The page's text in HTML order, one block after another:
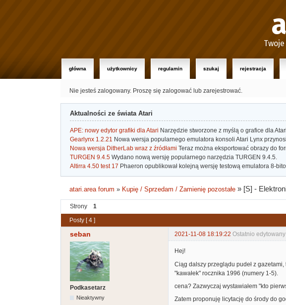
główna użytkownicy regulamin szukaj rejestracja
Nie jesteś zalogowany. Proszę się zalogować lub zarejestrować.
Aktualności ze świata Atari
APE: nowy edytor grafiki dla Atari Narzędzie stworzone z myślą o grafice dla
Gearlynx 1.2.21 Nowa wersja popularnego emulatora konsoli Atari Lynx
Nowa wersja DitherLab wraz z źródłami Teraz można eksportować obrazy do
TURGEN 9.4.5 Wydano nową wersję popularnego narzędzia TURGEN 9.4.5.
Altirra 4.50 test 17 Phaeron opublikował kolejną wersję testową emulatora 8-
atari.area forum » Kupię / Sprzedam / Zamienię pozostałe » [S] -
Strony 1
Posty [ 4 ]
seban 2021-11-08 18:19:22 Ostatnio
Podkasetarz
Nieaktywny
Hej!
Ciąg dalszy przeglądu pudeł z
"kawałek" rocznika 1996 (numery 1-5).
cena? Zazwyczaj wystawiałem "kto
Zatem proponuję licytację do środy do